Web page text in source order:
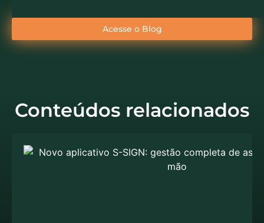
Acesse o Blog
Conteúdos relacionados